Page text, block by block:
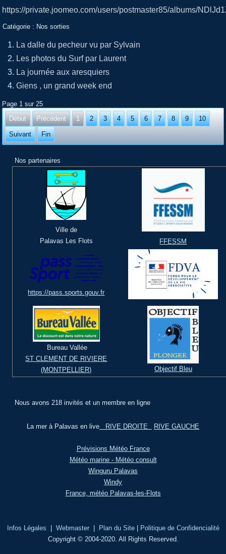
https://private.joomeo.com/users/postmaster85/albums/
Catégorie : Nos sorties
La dalle du pecheur vu par Sylvain
Les photos du Surf par Laurent
La journée aux aresquiers
Giens , un grand week end
Page 1 sur 25
Début
Précédent 1 2 3 4 5 6 7 8 9 10
Suivant Fin
Nos partenaires
Ville de
Palavas Les Flots
FFESSM
https://pass.sports.gouv.fr
Bureau Vallée
ST CLEMENT DE RIVIERE
(MONTPELLIER)
Objectif Bleu
Nous avons 218 invités et un membre en ligne
La mer à Palavas en live RIVE DROITE RIVE GAUCHE
Prévisions Météo France
Météo marine - Météo consult
Winguru Palavas
Windy
France, météo Palavas-les-Flots
Infos Légales | Webmaster| Plan du Site| Politique de Confidencialité
Copyright © 2004-2020. All Rights Reserved.